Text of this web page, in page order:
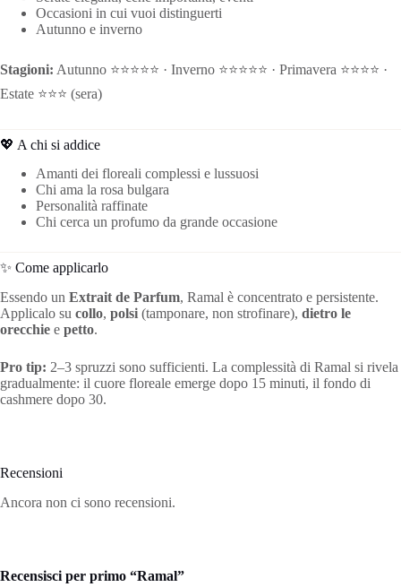
Occasioni in cui vuoi distinguerti
Autunno e inverno
Stagioni: Autunno ⭐⭐⭐⭐⭐ · Inverno ⭐⭐⭐⭐⭐ · Primavera ⭐⭐⭐⭐ ·
Estate ⭐⭐⭐ (sera)
💖 A chi si addice
Amanti dei floreali complessi e lussuosi
Chi ama la rosa bulgara
Personalità raffinate
Chi cerca un profumo da grande occasione
✨ Come applicarlo
Essendo un Extrait de Parfum, Ramal è concentrato e persistente.
Applicalo su collo, polsi (tamponare, non strofinare), dietro le
orecchie e petto.
Pro tip: 2–3 spruzzi sono sufficienti. La complessità di Ramal si rivela
gradualmente: il cuore floreale emerge dopo 15 minuti, il fondo di
cashmere dopo 30.
Recensioni
Ancora non ci sono recensioni.
Recensisci per primo “Ramal”